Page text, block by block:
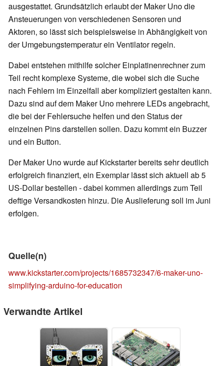
ausgestattet. Grundsätzlich erlaubt der Maker Uno die
Ansteuerungen von verschiedenen Sensoren und
Aktoren, so lässt sich beispielsweise in Abhängigkeit von
der Umgebungstemperatur ein Ventilator regeln.
Dabei entstehen mithilfe solcher Einplatinenrechner zum
Teil recht komplexe Systeme, die wobei sich die Suche
nach Fehlern im Einzelfall aber kompliziert gestalten kann.
Dazu sind auf dem Maker Uno mehrere LEDs angebracht,
die bei der Fehlersuche helfen und den Status der
einzelnen Pins darstellen sollen. Dazu kommt ein Buzzer
und ein Button.
Der Maker Uno wurde auf Kickstarter bereits sehr deutlich
erfolgreich finanziert, ein Exemplar lässt sich aktuell ab 5
US-Dollar bestellen - dabei kommen allerdings zum Teil
deftige Versandkosten hinzu. Die Auslieferung soll im Juni
erfolgen.
Quelle(n)
www.kickstarter.com/projects/1685732347/6-maker-uno-
simplifying-arduino-for-education
Verwandte Artikel